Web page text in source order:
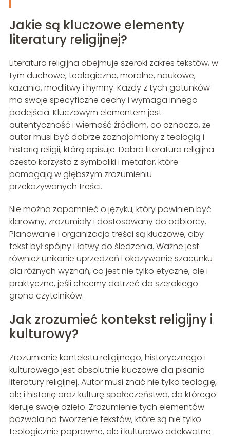
Jakie są kluczowe elementy
literatury religijnej?
Literatura religijna obejmuje szeroki zakres tekstów, w
tym duchowe, teologiczne, moralne, naukowe,
kazania, modlitwy i hymny. Każdy z tych gatunków
ma swoje specyficzne cechy i wymaga innego
podejścia. Kluczowym elementem jest
autentyczność i wierność źródłom, co oznacza, że
autor musi być dobrze zaznajomiony z teologią i
historią religii, którą opisuje. Dobra literatura religijna
często korzysta z symboliki i metafor, które
pomagają w głębszym zrozumieniu
przekazywanych treści.
Nie można zapomnieć o języku, który powinien być
klarowny, zrozumiały i dostosowany do odbiorcy.
Planowanie i organizacja treści są kluczowe, aby
tekst był spójny i łatwy do śledzenia. Ważne jest
również unikanie uprzedzeń i okazywanie szacunku
dla różnych wyznań, co jest nie tylko etyczne, ale i
praktyczne, jeśli chcemy dotrzeć do szerokiego
grona czytelników.
Jak zrozumieć kontekst religijny i
kulturowy?
Zrozumienie kontekstu religijnego, historycznego i
kulturowego jest absolutnie kluczowe dla pisania
literatury religijnej. Autor musi znać nie tylko teologię,
ale i historię oraz kulturę społeczeństwa, do którego
kieruje swoje dzieło. Zrozumienie tych elementów
pozwala na tworzenie tekstów, które są nie tylko
teologicznie poprawne, ale i kulturowo adekwatne.